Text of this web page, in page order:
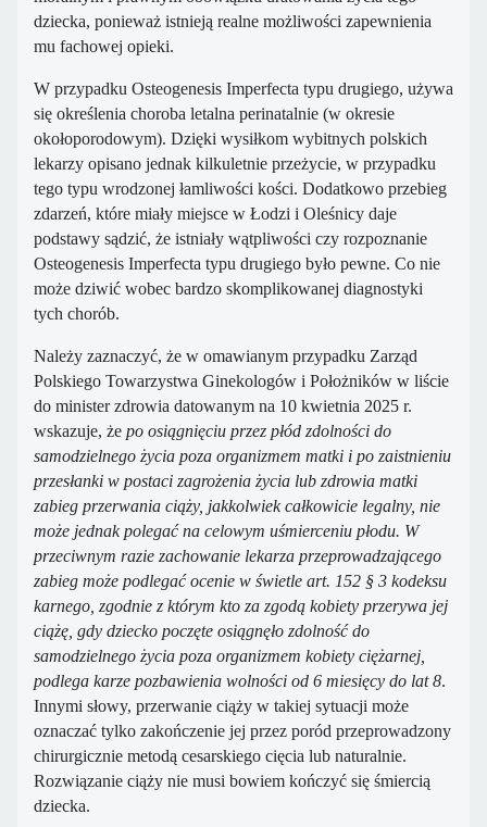
dziecka, ponieważ istnieją realne możliwości zapewnienia
mu fachowej opieki.
W przypadku Osteogenesis Imperfecta typu drugiego, używa
się określenia choroba letalna perinatalnie (w okresie
okołoporodowym). Dzięki wysiłkom wybitnych polskich
lekarzy opisano jednak kilkuletnie przeżycie, w przypadku
tego typu wrodzonej łamliwości kości. Dodatkowo przebieg
zdarzeń, które miały miejsce w Łodzi i Oleśnicy daje
podstawy sądzić, że istniały wątpliwości czy rozpoznanie
Osteogenesis Imperfecta typu drugiego było pewne. Co nie
może dziwić wobec bardzo skomplikowanej diagnostyki
tych chorób.
Należy zaznaczyć, że w omawianym przypadku Zarząd
Polskiego Towarzystwa Ginekologów i Położników w liście
do minister zdrowia datowanym na 10 kwietnia 2025 r.
wskazuje, że po osiągnięciu przez płód zdolności do
samodzielnego życia poza organizmem matki i po zaistnieniu
przesłanki w postaci zagrożenia życia lub zdrowia matki
zabieg przerwania ciąży, jakkolwiek całkowicie legalny, nie
może jednak polegać na celowym uśmierceniu płodu. W
przeciwnym razie zachowanie lekarza przeprowadzającego
zabieg może podlegać ocenie w świetle art. 152 § 3 kodeksu
karnego, zgodnie z którym kto za zgodą kobiety przerywa jej
ciążę, gdy dziecko poczęte osiągnęło zdolność do
samodzielnego życia poza organizmem kobiety ciężarnej,
podlega karze pozbawienia wolności od 6 miesięcy do lat 8.
Innymi słowy, przerwanie ciąży w takiej sytuacji może
oznaczać tylko zakończenie jej przez poród przeprowadzony
chirurgicznie metodą cesarskiego cięcia lub naturalnie.
Rozwiązanie ciąży nie musi bowiem kończyć się śmiercią
dziecka.